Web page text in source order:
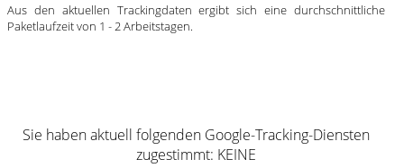
Aus den aktuellen Trackingdaten ergibt sich eine durchschnittliche
Paketlaufzeit von 1 - 2 Arbeitstagen.
Sie haben aktuell folgenden Google-Tracking-Diensten
zugestimmt: KEINE